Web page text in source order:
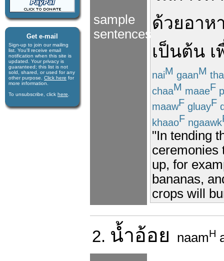
Get e-mail
Sign-up to join our mail­ing
list. You'll receive e­mail
notification when this site is
updated. Your privacy is
guaran­teed; this list is not
sold, shared, or used for any
other purpose. Click here for
more infor­mation.
To unsubscribe, click here
sample
sentences
ด้วยอาห
เป็นต้น เ
naiM gaanM
chaaM maaeF
maawF gluayF
khaaoF ngaawk
"In tending
ceremonies
up, for
bananas,
crops will
2. น้ำอ้อย naamH